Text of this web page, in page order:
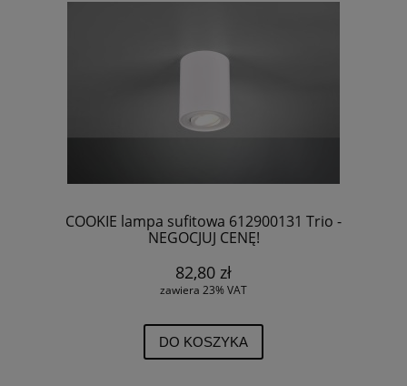
COOKIE lampa sufitowa 612900131 Trio -
NEGOCJUJ CENĘ!
82,80 zł
zawiera 23% VAT
DO KOSZYKA